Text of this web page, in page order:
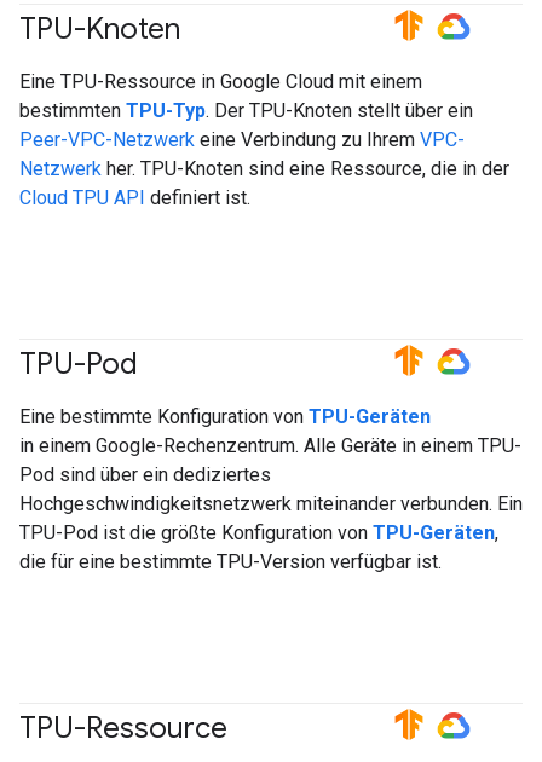
TPU-Knoten #TensorFlow #GoogleCloud
Eine TPU-Ressource in Google Cloud mit einem
bestimmten TPU-Typ. Der TPU-Knoten stellt über ein
Peer-VPC-Netzwerk eine Verbindung zu Ihrem VPC-
Netzwerk her. TPU-Knoten sind eine Ressource, die in der
Cloud TPU API definiert ist.
TPU-Pod #TensorFlow #GoogleCloud
Eine bestimmte Konfiguration von TPU-Geräten
in einem Google-Rechenzentrum. Alle Geräte in einem TPU-
Pod sind über ein dediziertes
Hochgeschwindigkeitsnetzwerk miteinander verbunden. Ein
TPU-Pod ist die größte Konfiguration von TPU-Geräten,
die für eine bestimmte TPU-Version verfügbar ist.
TPU-Ressource #TensorFlow #GoogleCloud